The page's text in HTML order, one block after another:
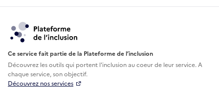
Ce service fait partie de la Plateforme de l’inclusion
Découvrez les outils qui portent l'inclusion aucoeur de leur service. A
chaque service, son objectif.
Découvrez nos services